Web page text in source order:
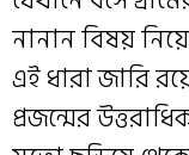
নানান বিষয়
এই ধারা জারি
প্রজন্মের